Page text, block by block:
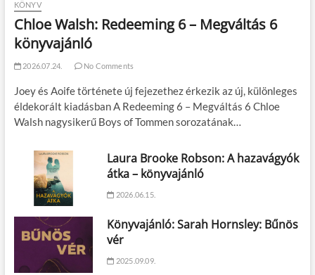
KÖNYV
Chloe Walsh: Redeeming 6 – Megváltás 6
könyvajánló
2026.07.24. No Comments
Joey és Aoife története új fejezethez érkezik az új, különleges
éldekorált kiadásban A Redeeming 6 – Megváltás 6 Chloe
Walsh nagysikerű Boys of Tommen sorozatának…
Laura Brooke Robson: A hazavágyók
átka – könyvajánló
2026.06.15.
Könyvajánló: Sarah Hornsley: Bűnös
vér
2025.09.09.